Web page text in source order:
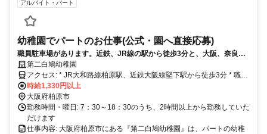
アルバイト・パート
幼稚園でパートのお仕事(公式・園へ直接応募)
職員駐車場があります。近鉄、JR線の駅から徒歩3分と、大阪、奈良ど
ちらからもアクセス便利です。
第二白鳩幼稚園
アクセス: * JR大和路線柏原駅、近鉄大阪線堅下駅から徒歩3分 * 職員
駐車場あり
時給1,330円以上
大阪府柏原市
勤務時間・曜日: 7：30～18：30のうち、2時間以上から勤務していた
だけます
仕事内容: 大阪府柏原市にある『第二白鳩幼稚園』は、パートの幼稚